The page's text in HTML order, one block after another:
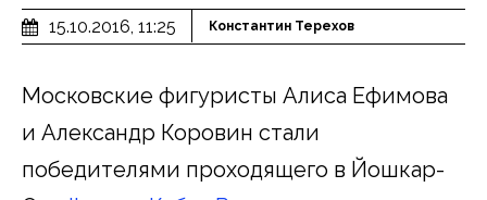
15.10.2016, 11:25 Константин Терехов
Московские фигуристы Алиса Ефимова
и Александр Коровин стали
победителями проходящего в Йошкар-